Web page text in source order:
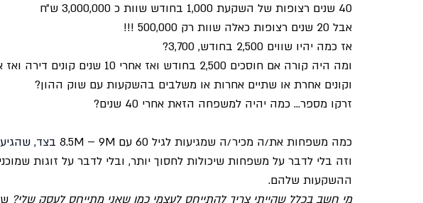
40 שנים רצופות של השקעת 1,000 בחודש שוות כ 3,000,000 ש״ח
אבל 20 שנים רצופות כאלה שוות רק 500,000 !!!
אז כמה יהיו שווים 2,500 בחודש, 3,700?
וקונים אחרת או שתיים אחרות או משלבים בהשקעות עם שוק ההון?
זרקו מספר... כמה יהיה למשפחה הזאת אחרי 40 שנים?
כמה משפחות את/ה מכיר/ה שמגיעות לגיל 60 עם 8.5M – 9M
בצד, שהגיעו
וזה בלי לדבר על משפחות שיכולות לחסוך יותר, ובלי לדבר על זוגות
ההשקעות שלהם.
מי חשב בכלל שהייתי צריך להתייחס לעצמי כמו שאני מתייחס לעסק שלי?